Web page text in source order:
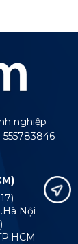
nghiệp
Nội